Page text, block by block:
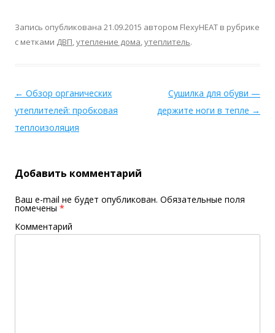
Запись опубликована 21.09.2015 автором FlexyHEAT в рубрике
с метками ДВП,утепление дома,утеплитель.
← Обзор органических
утеплителей: пробковая
теплоизоляция
Сушилка для обуви —
держите ноги в тепле →
Добавить комментарий
Ваш e-mail не будет опубликован. Обязательные поля
помечены *
Комментарий